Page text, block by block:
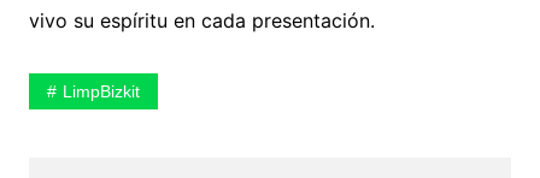
vivo su espíritu en cada presentación.
LimpBizkit